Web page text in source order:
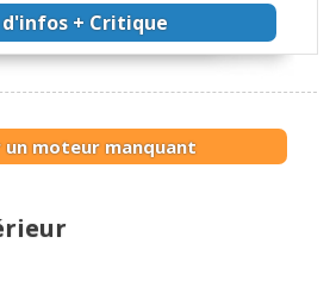
d'infos + Critique
un moteur manquant